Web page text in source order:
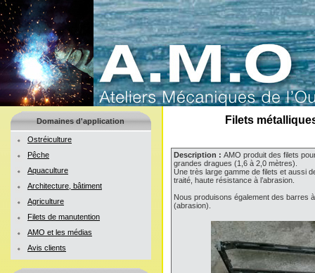
Domaines d'application
Ostréiculture
Pêche
Aquaculture
Architecture, bâtiment
Agriculture
Filets de manutention
AMO et les médias
Avis clients
Filets
Description : AMO produit des filets
grandes dragues (1,6 à 2,0 mètres).
Une très large gamme de filets et aussi
traité, haute résistance à l’abrasion.
Nous produisons également des barres
(abrasion).